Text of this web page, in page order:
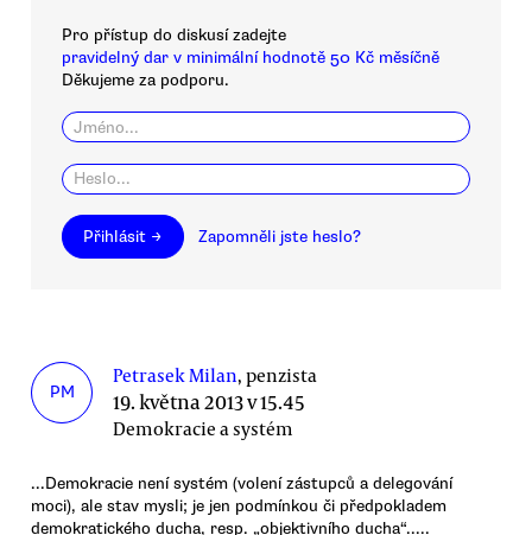
Pro přístup do diskusí zadejte
pravidelný dar v minimální hodnotě 50 Kč měsíčně
Děkujeme za podporu.
Přihlásit → Zapomněli jste heslo?
PM
Petrasek Milan, penzista
19. května 2013 v 15.45
Demokracie a systém
...Demokracie není systém (volení zástupců a delegování
moci), ale stav mysli; je jen podmínkou či předpokladem
demokratického ducha, resp. „objektivního ducha“.....